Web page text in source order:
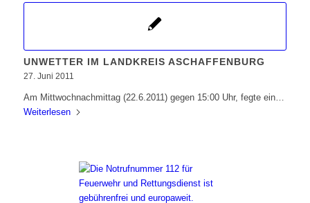
UNWETTER IM LANDKREIS ASCHAFFENBURG
27. Juni 2011
Am Mittwochnachmittag (22.6.2011) gegen 15:00 Uhr, fegte ein…
Weiterlesen